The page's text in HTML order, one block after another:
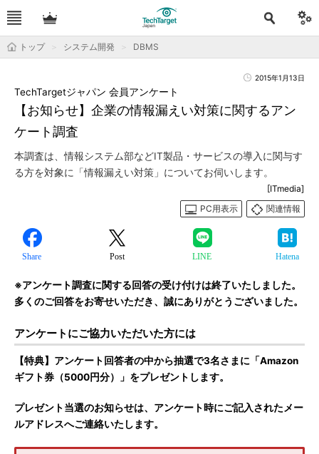
トップ システム開発 DBMS
2015年1月13日
【お知らせ】企業の情報漏えい対策に関するアン
ケート調査
TechTargetジャパン 会員アンケート
本調査は、情報システム部などIT製品・サービスの導入に関与す
る方を対象に「情報漏えい対策」についてお伺いします。
[ITmedia]
PC用表示
関連情報
Share Post LINE Hatena
※アンケート調査に関する回答の受け付けは終了いたしました。
多くのご回答をお寄せいただき、誠にありがとうございました。
アンケートにご協力いただいた方には
【特典】アンケート回答者の中から抽選で3名さまに「Amazon
ギフト券（5000円分）」をプレゼントします。
プレゼント当選のお知らせは、アンケート時にご記入されたメー
ルアドレスへご連絡いたします。